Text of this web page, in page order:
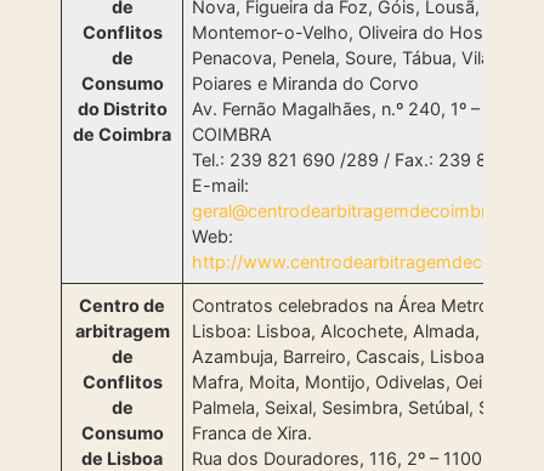
de
Conflitos
de
Consumo
do Distrito
de Coimbra
Nova, Figueira da Foz, Góis, Lousã, Mira,
Montemor-o-Velho, Oliveira do Hospital,
Penacova, Penela, Soure, Tábua, Vila Nova
Poiares e Miranda do Corvo
Av. Fernão Magalhães, n.º 240, 1º – 3000-
COIMBRA
Tel.: 239 821 690 /289 / Fax.: 239 821 690
E-mail:
geral@centrodearbitragemdecoimbra.com
Web:
http://
Centro de
arbitragem
de
Conflitos
de
Consumo
de Lisboa
Contratos celebrados na Área
Lisboa: Lisboa, Alcochete, Almada,
Azambuja, Barreiro, Cascais, Lisboa,
Mafra, Moita, Montijo, Odivelas, Oeiras,
Palmela, Seixal, Sesimbra, Setúbal, Sintra e
Franca de Xira.
Rua dos Douradores, 116, 2º – 1100-207